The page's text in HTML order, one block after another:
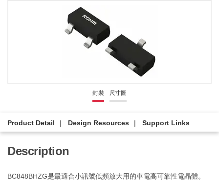
封裝 尺寸圖
Product Detail Design Resources Support Links
Description
BC848BHZG是最適合小訊號低頻放大用的車電高可靠性電晶體。